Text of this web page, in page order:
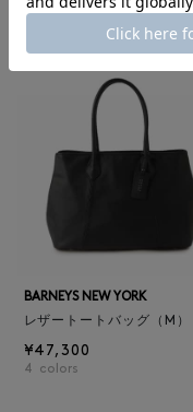
BARNEYS NEW YORK
レザートートバッグ（M）
¥47,300
4 colors